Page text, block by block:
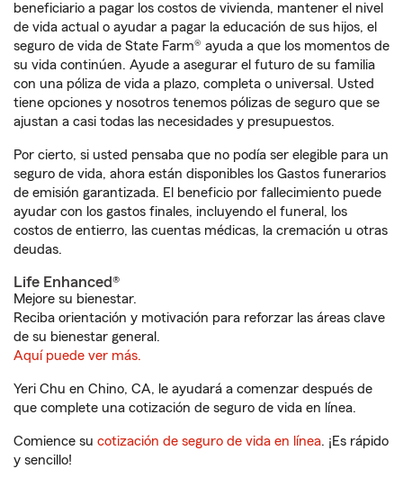
beneficiario a pagar los costos de vivienda, mantener el nivel
de vida actual o ayudar a pagar la educación de sus hijos, el
seguro de vida de State Farm® ayuda a que los momentos de
su vida continúen. Ayude a asegurar el futuro de su familia
con una póliza de vida a plazo, completa o universal. Usted
tiene opciones y nosotros tenemos pólizas de seguro que se
ajustan a casi todas las necesidades y presupuestos.
Por cierto, si usted pensaba que no podía ser elegible para un
seguro de vida, ahora están disponibles los Gastos funerarios
de emisión garantizada. El beneficio por fallecimiento puede
ayudar con los gastos finales, incluyendo el funeral, los
costos de entierro, las cuentas médicas, la cremación u otras
deudas.
Life Enhanced®
Mejore su bienestar.
Reciba orientación y motivación para reforzar las áreas clave
de su bienestar general.
Aquí puede ver más.
Yeri Chu en Chino, CA, le ayudará a comenzar después de
que complete una cotización de seguro de vida en línea.
Comience su cotización de seguro de vida en línea. ¡Es rápido
y sencillo!